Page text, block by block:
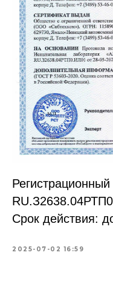
Срок действия:
2025-07-02 16:59